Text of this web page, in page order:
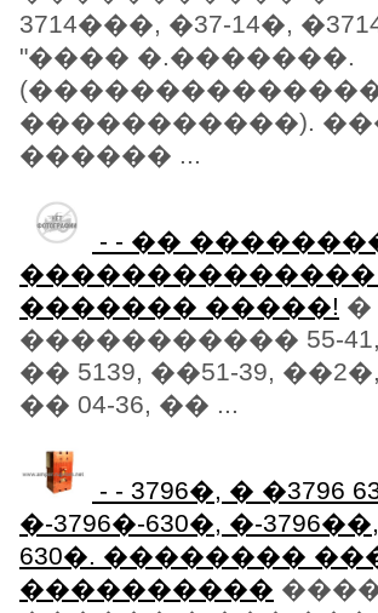
3714���, �37-14�,
"���� �.�������.
�����������).
������ ...
- - ��
������� �����! �
����������� 55-41,
�� 5139, ��51-39,
�� 04-36, �� ...
- - 3796�, � �3796
�-3796�-630�, �-
630�. ��������
����������